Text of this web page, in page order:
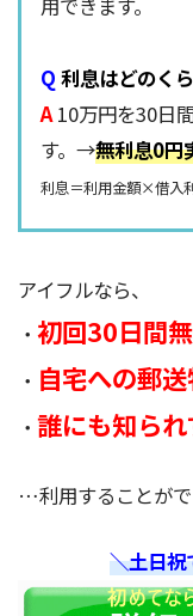
Q 利息はどのく
A 10万円を30日
す。→無利息0円
利息＝利用金額×借入
アイフルなら、
・ 初回30日間
・ 自宅への郵
・ 誰にも知られ
…利用することがで
＼土日祝